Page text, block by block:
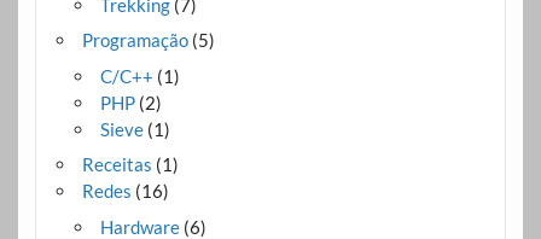
Programação(5)
C/C++ (1)
PHP(2)
Sieve(1)
Receitas (1)
Redes (16)
Hardware(6)